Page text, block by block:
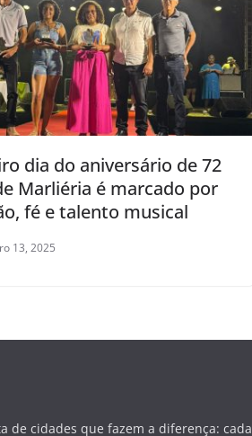
dia do aniversário de 72
Marliéria é marcado por
fé e talento musical
13, 2025
de cidades que fazem a diferença: